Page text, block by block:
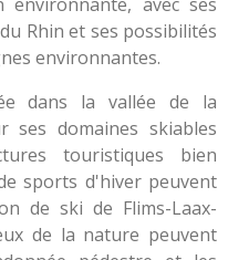
Rhin et ses possibilités
environnantes.
dans la vallée de la
ses domaines skiables
touristiques bien
sports d'hiver peuvent
de ski de Flims-Laax-
de la nature peuvent